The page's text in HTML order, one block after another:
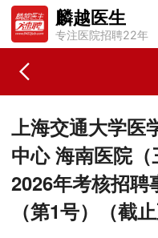
麟越医生
专注医院招聘22年
上海交通大学医
中心 海南医院（
2026年考核招
（第1号）（截